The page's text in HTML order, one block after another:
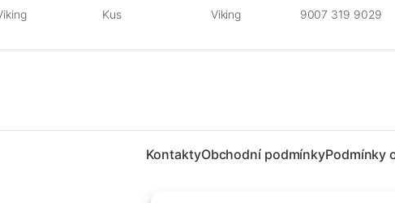
Kus Viking 9007 319 9029
KontaktyObchodní podmínkyPodmínky